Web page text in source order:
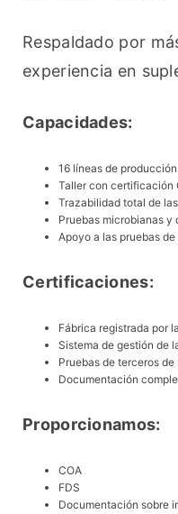
Respaldado por
experiencia en
Capacidades:
16 líneas de
Taller con certificación
Trazabilidad total de
Pruebas microbianas y
Apoyo a las pruebas
Certificaciones:
Fábrica registrada por
Sistema de gestión de
Pruebas de terceros de
Documentación
Proporcionamos:
COA
FDS
Documentación sobre